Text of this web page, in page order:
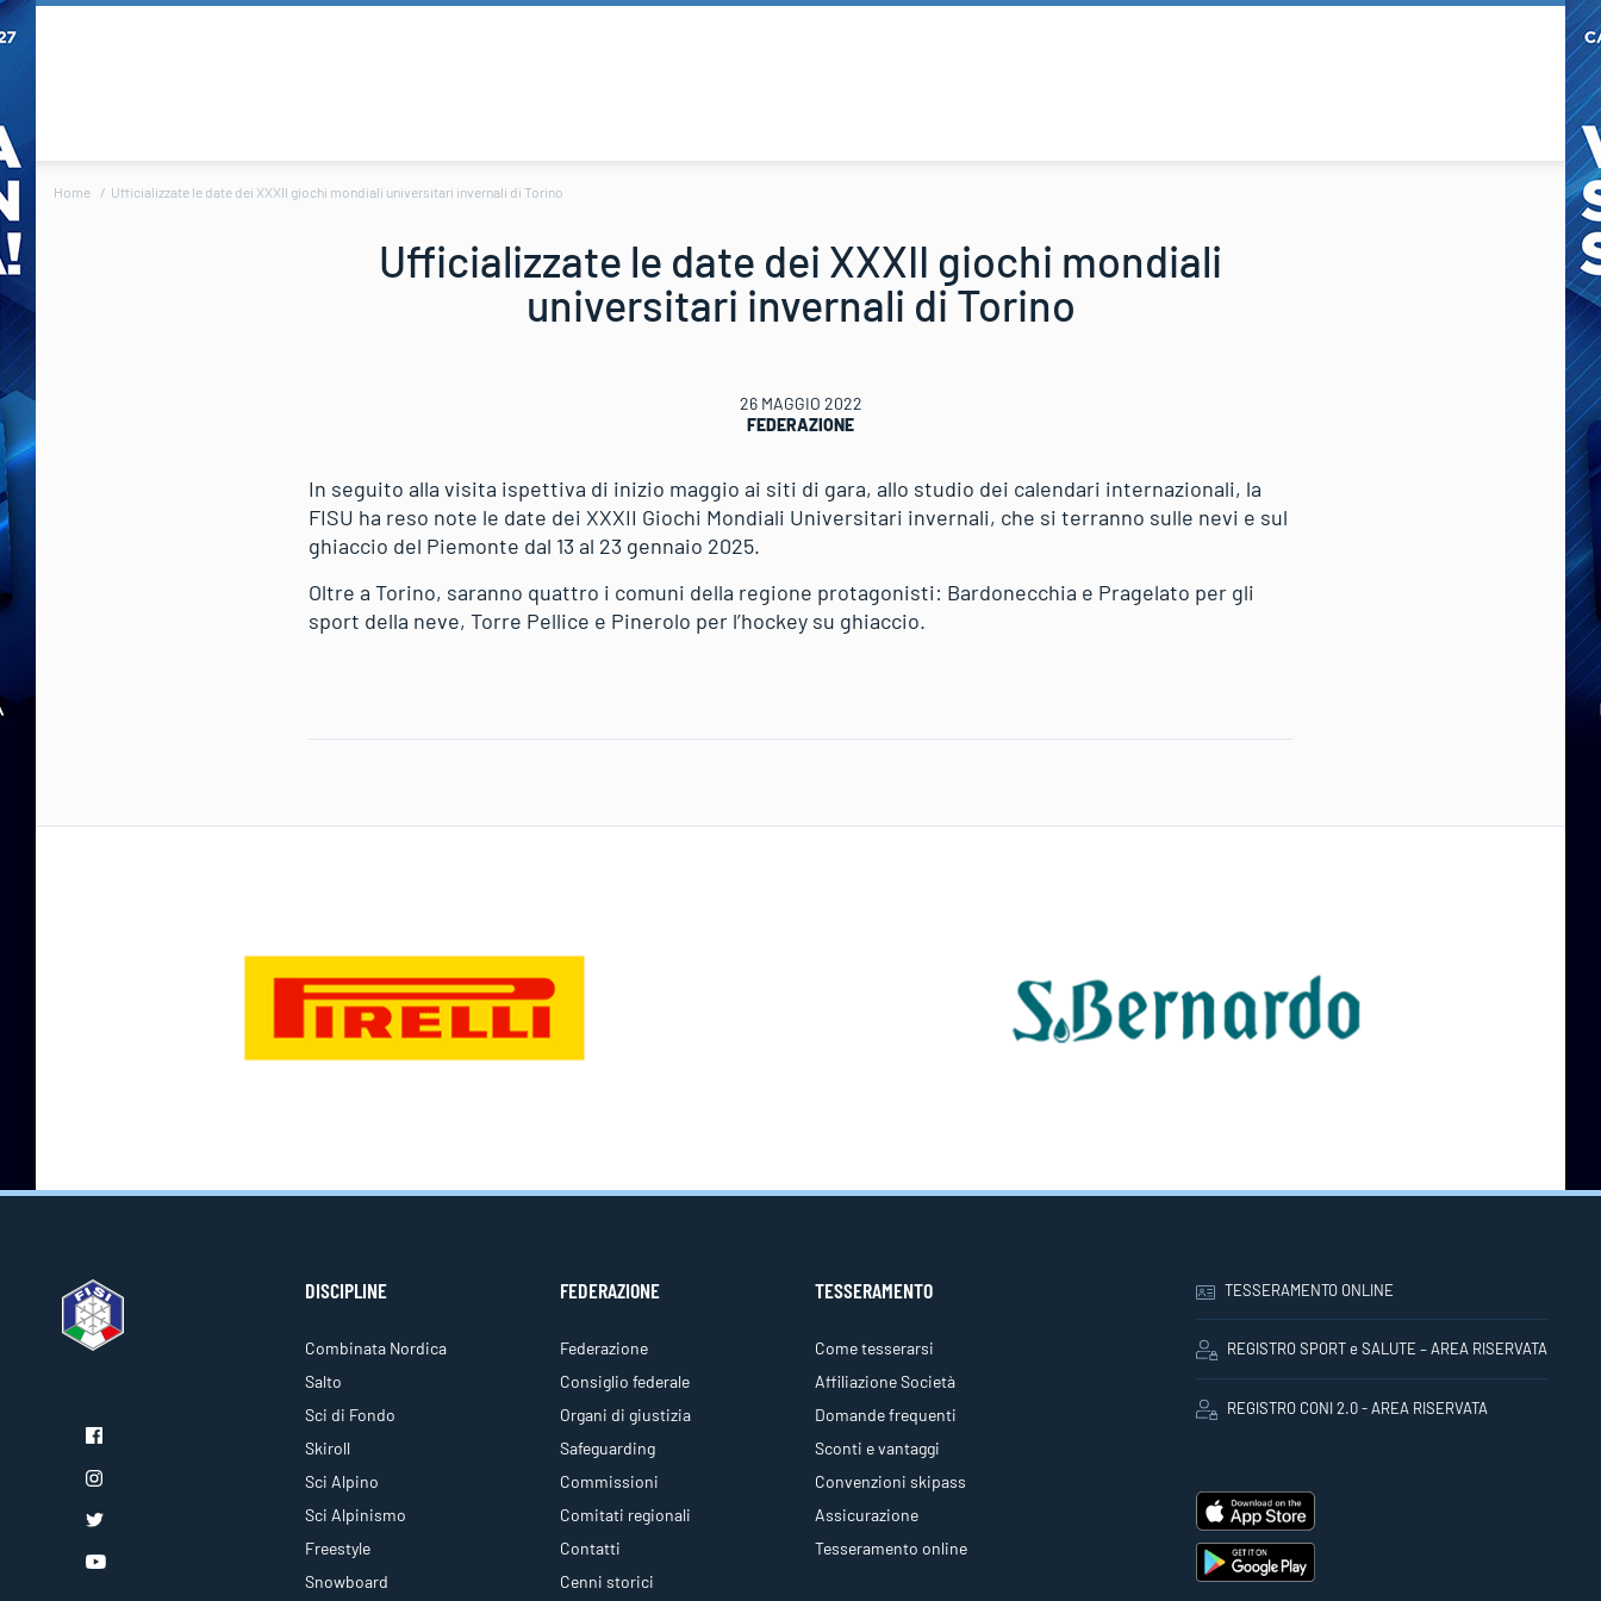
Home Ufficializzate le date dei XXXII giochi mondiali universitari invernali di Torino
Ufficializzate le date dei XXXII giochi mondiali
universitari invernali di Torino
26 MAGGIO 2022
FEDERAZIONE
In seguito alla visita ispettiva di inizio maggio ai siti di gara, allo studio dei calendari internazionali, la
FISU ha reso note le date dei XXXII Giochi Mondiali Universitari invernali, che si terranno sulle nevi e sul
ghiaccio del Piemonte dal 13 al 23 gennaio 2025.
Oltre a Torino, saranno quattro i comuni della regione protagonisti: Bardonecchia e Pragelato per gli
sport della neve, Torre Pellice e Pinerolo per l’hockey su ghiaccio.
DISCIPLINE
Combinata Nordica
Salto
Sci di Fondo
Skiroll
Sci Alpino
Sci Alpinismo
Freestyle
Snowboard
FEDERAZIONE
Federazione
Consiglio federale
Organi di giustizia
Safeguarding
Commissioni
Comitati regionali
Contatti
Cenni storici
TESSERAMENTO
Come tesserarsi
Affiliazione Società
Domande frequenti
Sconti e vantaggi
Convenzioni skipass
Assicurazione
Tesseramento online
TESSERAMENTO ONLINE
REGISTRO SPORT e SALUTE – AREA RISERVATA
REGISTRO CONI 2.0 - AREA RISERVATA